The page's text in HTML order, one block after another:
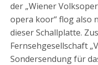
der „Wiener
opera koor“ flog also
dieser Schallplatte.
Fernsehgesellschaft
Sondersendung für